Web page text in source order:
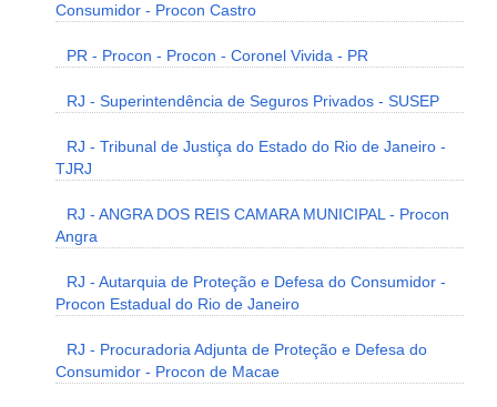
Consumidor - Procon Castro
PR - Procon - Procon - Coronel Vivida - PR
RJ - Superintendência de Seguros Privados - SUSEP
RJ - Tribunal de Justiça do Estado do Rio de Janeiro -
TJRJ
RJ - ANGRA DOS REIS CAMARA MUNICIPAL - Procon
Angra
RJ - Autarquia de Proteção e Defesa do Consumidor -
Procon Estadual do Rio de Janeiro
RJ - Procuradoria Adjunta de Proteção e Defesa do
Consumidor - Procon de Macae